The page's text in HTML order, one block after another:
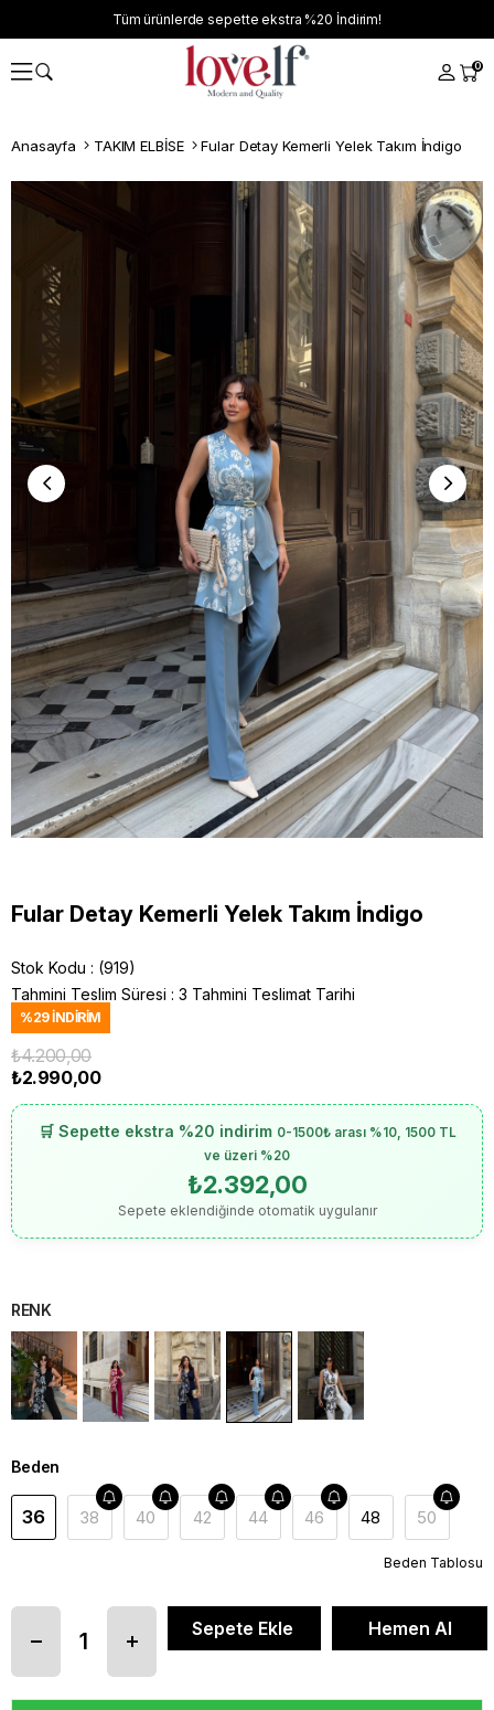
Tüm ürünlerde sepette ekstra %20 İndirim!
0
Anasayfa TAKIM ELBİSE Fular Detay Kemerli Yelek Takım İndigo
Fular Detay Kemerli Yelek Takım İndigo
Stok Kodu
(919)
Tahmini Teslim Süresi : 3 Tahmini Teslimat Tarihi
%29İNDIRIM
₺4.200,00
₺2.990,00
🛒 Sepette ekstra %20 indirim 0-1500₺ arası %10, 1500 TL
ve üzeri %20
₺2.392,00
Sepete eklendiğinde otomatik uygulanır
RENK
Beden
36 38 40 42 44 46 48 50
Beden Tablosu